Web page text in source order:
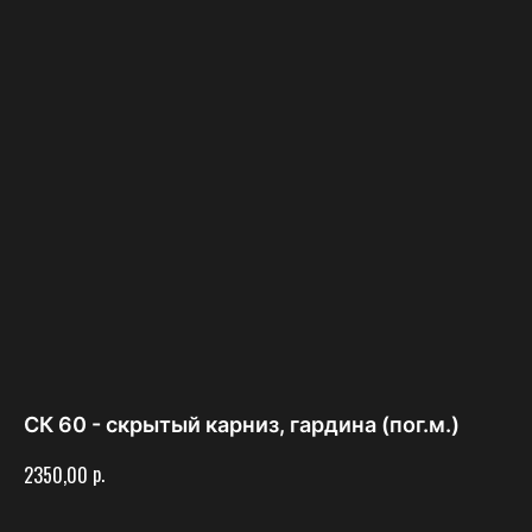
СК 60 - скрытый карниз, гардина (пог.м.)
2350,00 р.